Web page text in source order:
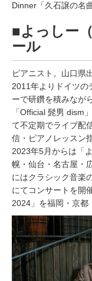
Dinner「久石譲の名
■よっしー
ール
ピアニスト。山口県
2011年よりドイツの
ーで研鑽を積みなが
「Official 髭男 dism
て不定期でライブ配
信・ピアノレッスン
2023年5月からは「
幌・仙台・名古屋・
にはクラシック音楽
にてコンサートを開
2024」を福岡・京都